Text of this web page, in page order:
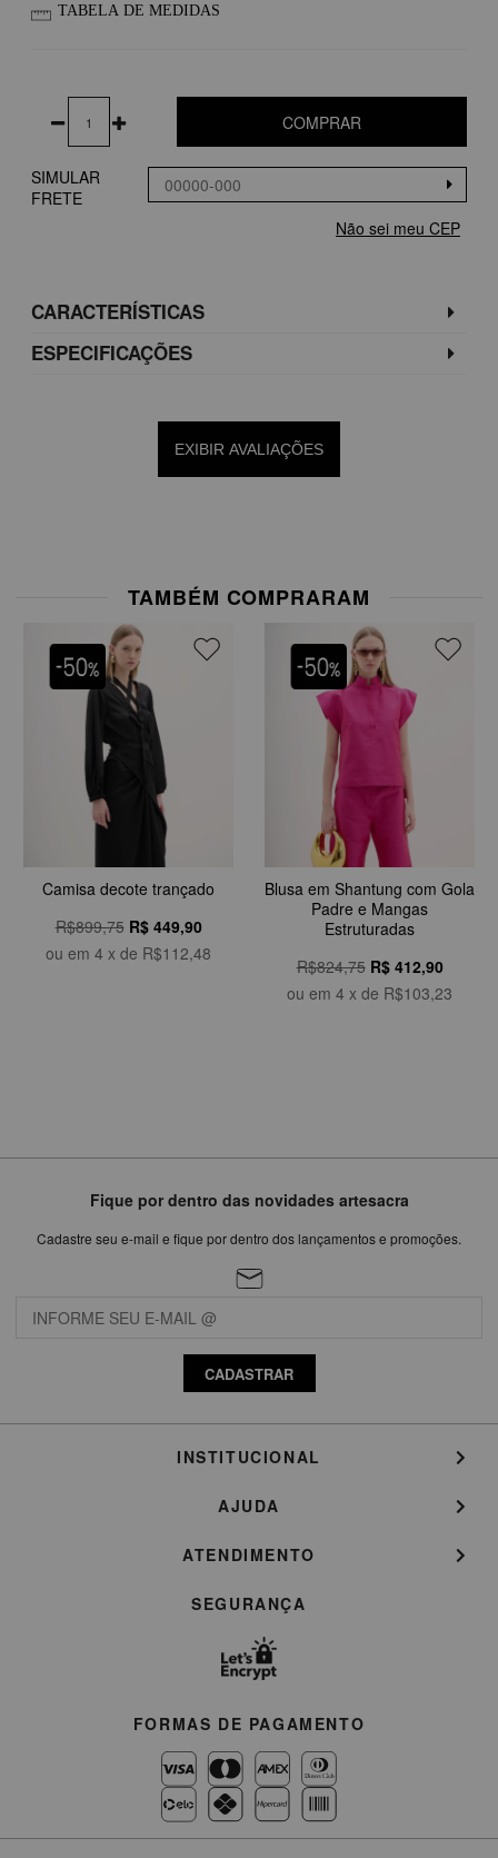
TABELA DE MEDIDAS
COMPRAR
SIMULAR
FRETE
Não sei meu CEP
CARACTERÍSTICAS
ESPECIFICAÇÕES
EXIBIR AVALIAÇÕES
TAMBÉM COMPRARAM
Camisa decote trançado
R$899,75 R$ 449,90
ou em 4 x de R$112,48
Blusa em Shantung com Gola
Padre e Mangas
Estruturadas
R$824,75 R$ 412,90
ou em 4 x de R$103,23
Fique por dentro das novidades artesacra
Cadastre seu e-mail e fique por dentro dos lançamentos e promoções.
CADASTRAR
INSTITUCIONAL
AJUDA
ATENDIMENTO
SEGURANÇA
FORMAS DE PAGAMENTO